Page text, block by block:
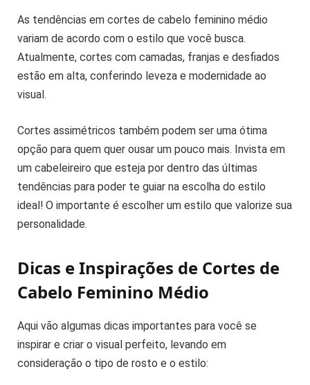
As tendências em cortes de cabelo feminino médio
variam de acordo com o estilo que você busca.
Atualmente, cortes com camadas, franjas e desfiados
estão em alta, conferindo leveza e modernidade ao
visual.
Cortes assimétricos também podem ser uma ótima
opção para quem quer ousar um pouco mais. Invista em
um cabeleireiro que esteja por dentro das últimas
tendências para poder te guiar na escolha do estilo
ideal! O importante é escolher um estilo que valorize sua
personalidade.
Dicas e Inspirações de Cortes de
Cabelo Feminino Médio
Aqui vão algumas dicas importantes para você se
inspirar e criar o visual perfeito, levando em
consideração o tipo de rosto e o estilo: